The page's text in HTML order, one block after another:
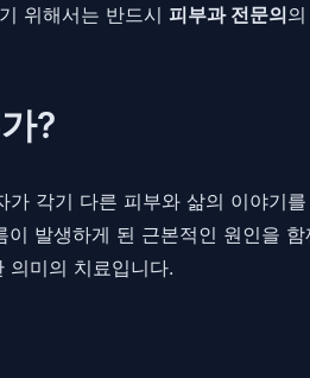
위해서는 반드시 피부과 전문의
?
각기 다른 피부와 삶의 이야기
발생하게 된 근본적인 원인을
의미의 치료입니다.